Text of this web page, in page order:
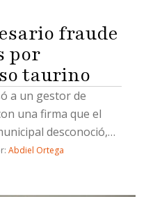
fraude
por
taurino
a un gestor de
una firma que el
desconoció,
Miguel
Abdiel Ortega